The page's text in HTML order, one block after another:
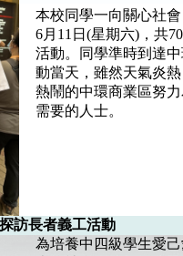
本校同學一向關心社
6月11日(星期六)，共
活動。同學準時到達
動當天，雖然天氣炎
熱鬧的中環商業區努
需要的人士。
訪長者義工活動
為培養中四級學生愛